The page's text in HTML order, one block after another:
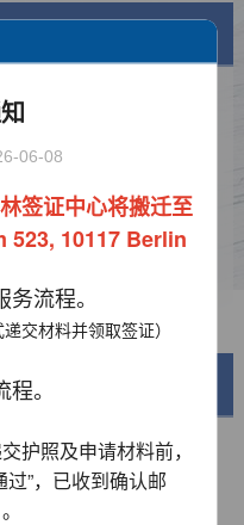
06-08
签证中心将搬迁至
523, 10117 Berlin
流程。
交材料并领取签证）
程。
护照及申请材料前，
过”，已收到确认邮